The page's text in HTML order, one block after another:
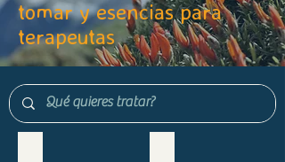
tomar y esencias para
terapeutas